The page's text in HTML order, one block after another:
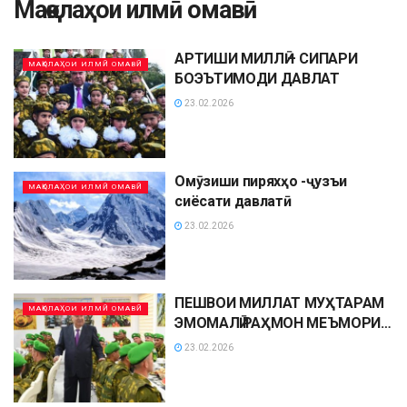
Мақолаҳои илмӣ омавӣ
МАҚОЛАҲОИ ИЛМӢ ОМАВӢ
АРТИШИ МИЛЛӢ – СИПАРИ
БОЭЪТИМОДИ ДАВЛАТ
23.02.2026
МАҚОЛАҲОИ ИЛМӢ ОМАВӢ
Омӯзиши пиряхҳо -ҷузъи
сиёсати давлатӣ
23.02.2026
МАҚОЛАҲОИ ИЛМӢ ОМАВӢ
ПЕШВОИ МИЛЛАТ МУҲТАРАМ
ЭМОМАЛӢ РАҲМОН МЕЪМОРИ
АРТИШИ МИЛЛӢ ВА КАФИЛИ
23.02.2026